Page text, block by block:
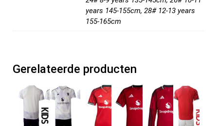
years 145-155cm, 28# 12-13 years
155-165cm
Gerelateerde producten